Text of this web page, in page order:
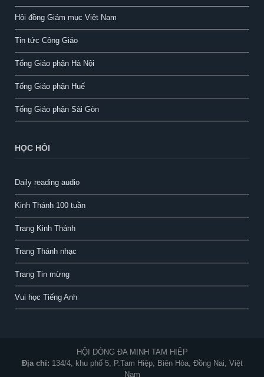
Hội đồng Giám mục Việt Nam
Tin tức Công Giáo
Tổng Giáo phận Hà Nội
Tổng Giáo phận Huế
Tổng Giáo phận Sài Gòn
HỌC HỎI
Daily reading audio
Kinh Thánh 100 tuần
Trang Kinh Thánh
Trang Thánh nhạc
Trang Tin mừng
Vui học Tiếng Anh
HỘI DÒNG ĐA MINH TAM HIỆP
Địa chỉ: 134/4, khu phố 5, P.Tam Hiệp, Biên Hòa, Đồng Nai, Việt
Nam